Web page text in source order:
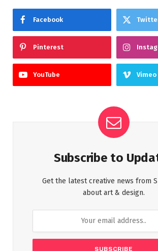
Facebook
Pinterest
YouTube Vimeo
Subscribe to
Get the latest creative news from
about art & design.